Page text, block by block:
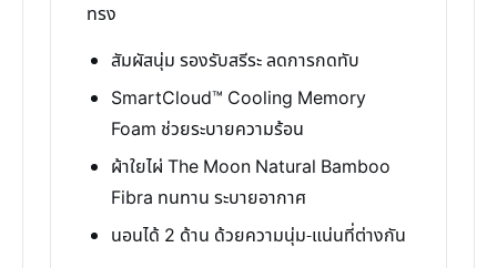
ทรง
สัมผัสนุ่ม รองรับสรีระ ลดการกดทับ
SmartCloud™ Cooling Memory
Foam ช่วยระบายความร้อน
ผ้าใยไผ่ The Moon Natural Bamboo
Fibra ทนทาน ระบายอากาศ
นอนได้ 2 ด้าน ด้วยความนุ่ม-แน่นที่ต่างกัน